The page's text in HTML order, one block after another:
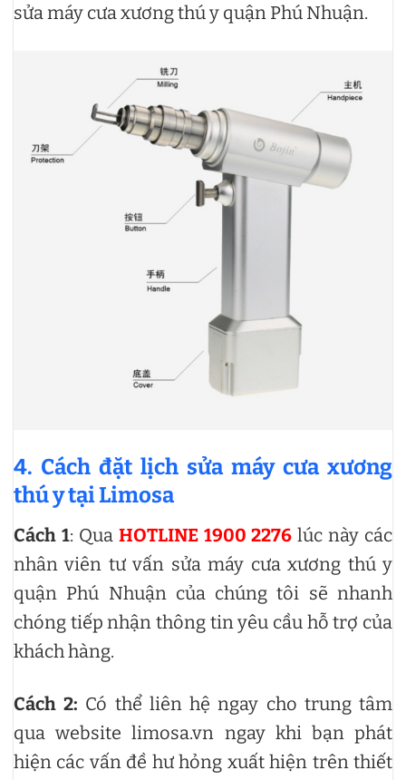
sửa máy cưa xương thú y quận Phú Nhuận.
4. Cách đặt lịch sửa máy cưa xương
thú y tại Limosa
Cách 1: Qua HOTLINE 1900 2276 lúc này các
nhân viên tư vấn sửa máy cưa xương thú y
quận Phú Nhuận của chúng tôi sẽ nhanh
chóng tiếp nhận thông tin yêu cầu hỗ trợ của
khách hàng.
Cách 2: Có thể liên hệ ngay cho trung tâm
qua website limosa.vn ngay khi bạn phát
hiện các vấn đề hư hỏng xuất hiện trên thiết